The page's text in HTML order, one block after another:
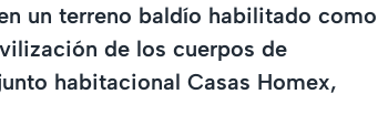
un terreno baldío habilitado como
de los cuerpos de
habitacional Casas Homex,